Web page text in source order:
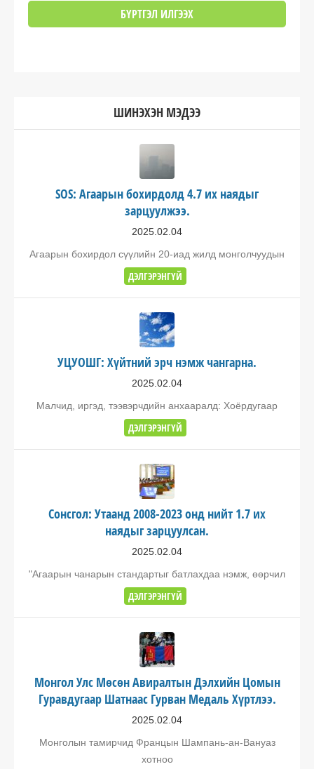
ШИНЭХЭН МЭДЭЭ
SOS: Агаарын бохирдолд 4.7 их наядыг
зарцуулжээ.
2025.02.04
Агаарын бохирдол сүүлийн 20-иад жилд монголчуудын
ДЭЛГЭРЭНГҮЙ
УЦУОШГ: Хүйтний эрч нэмж чангарна.
2025.02.04
Малчид, иргэд, тээвэрчдийн анхааралд: Хоёрдугаар
ДЭЛГЭРЭНГҮЙ
Сонсгол: Утаанд 2008-2023 онд нийт 1.7 их
наядыг зарцуулсан.
2025.02.04
"Агаарын чанарын стандартыг батлахдаа нэмж, өөрчил
ДЭЛГЭРЭНГҮЙ
Монгол Улс Мөсөн Авиралтын Дэлхийн Цомын
Гуравдугаар Шатнаас Гурван Медаль Хүртлээ.
2025.02.04
Монголын тамирчид Францын Шампань-ан-Вануаз
хотноо